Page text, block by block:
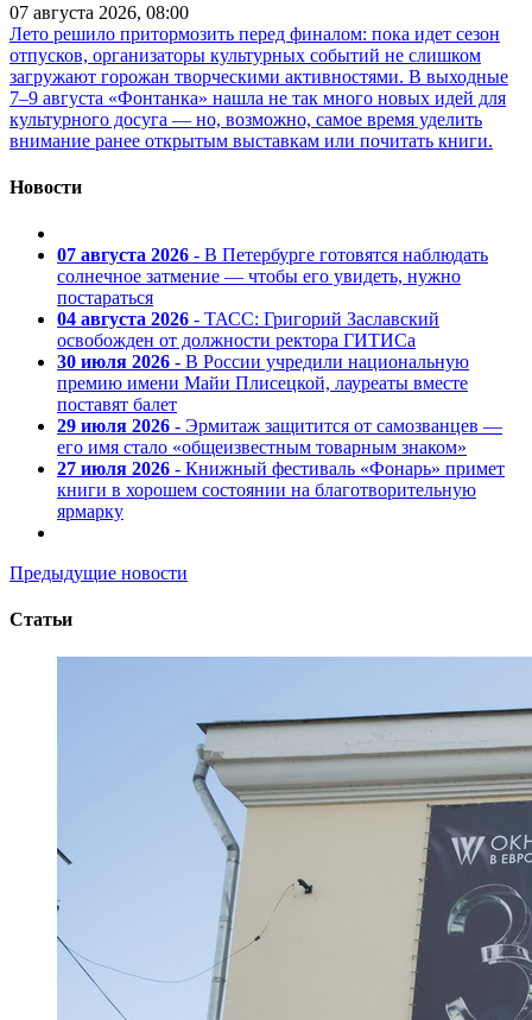
07 августа 2026, 08:00
Лето решило притормозить перед финалом: пока идет сезон
отпусков, организаторы культурных событий не слишком
загружают горожан творческими активностями. В выходные
7–9 августа «Фонтанка» нашла не так много новых идей для
культурного досуга — но, возможно, самое время уделить
внимание ранее открытым выставкам или почитать книги.
Новости
07 августа 2026 - В Петербурге готовятся наблюдать
солнечное затмение — чтобы его увидеть, нужно
постараться
04 августа 2026 - ТАСС: Григорий Заславский
освобожден от должности ректора ГИТИСа
30 июля 2026 - В России учредили национальную
премию имени Майи Плисецкой, лауреаты вместе
поставят балет
29 июля 2026 - Эрмитаж защитится от самозванцев —
его имя стало «общеизвестным товарным знаком»
27 июля 2026 - Книжный фестиваль «Фонарь» примет
книги в хорошем состоянии на благотворительную
ярмарку
Предыдущие новости
Статьи